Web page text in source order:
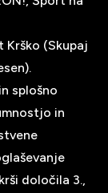
Krško (Skupaj
splošno
in
določila 3.,